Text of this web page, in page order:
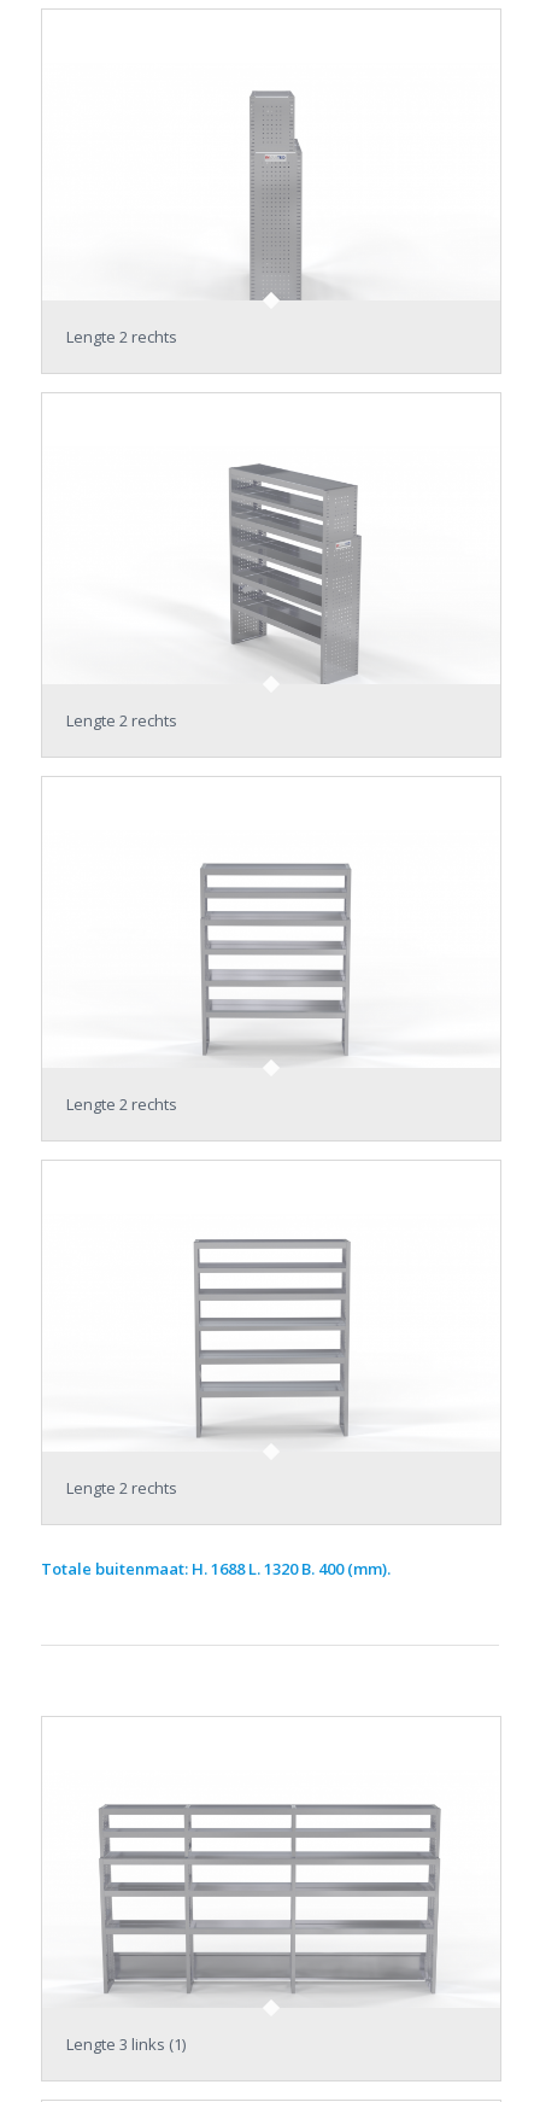
Lengte 2 rechts
Lengte 2 rechts
Lengte 2 rechts
Lengte 2 rechts
Totale buitenmaat: H. 1688 L. 1320 B. 400 (mm).
Lengte 3 links (1)